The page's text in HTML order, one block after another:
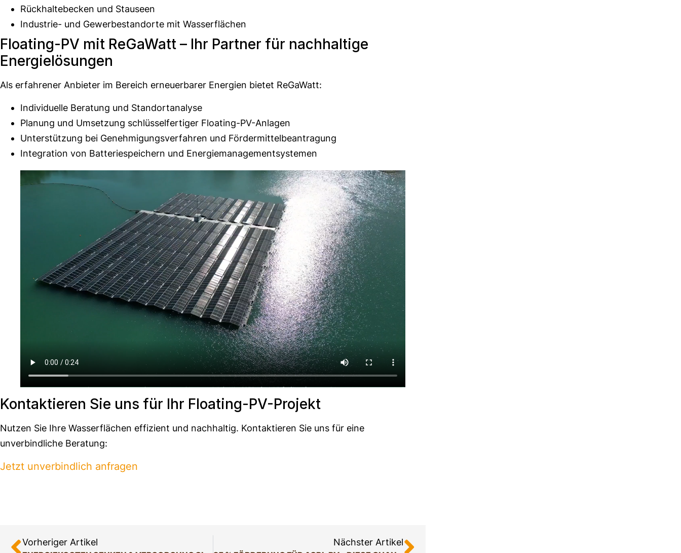
Rückhaltebecken und Stauseen
Industrie- und Gewerbestandorte mit Wasserflächen
Floating-PV mit ReGaWatt – Ihr Partner für nachhaltige
Energielösungen
Als erfahrener Anbieter im Bereich erneuerbarer Energien bietet ReGaWatt:
Individuelle Beratung und Standortanalyse
Planung und Umsetzung schlüsselfertiger Floating-PV-Anlagen
Unterstützung bei Genehmigungsverfahren und Fördermittelbeantragung
Integration von Batteriespeichern und Energiemanagementsystemen
Kontaktieren Sie uns für Ihr Floating-PV-Projekt
Nutzen Sie Ihre Wasserflächen effizient und nachhaltig. Kontaktieren Sie uns für eine
unverbindliche Beratung:
Jetzt unverbindlich anfragen
Vorheriger Artikel Nächster Artikel